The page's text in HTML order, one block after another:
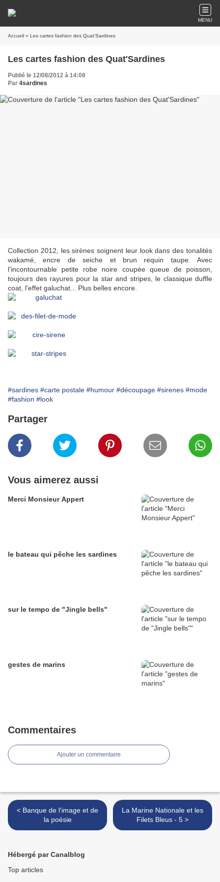
MENU
Accueil » Les cartes fashion des Quat'Sardines
Les cartes fashion des Quat'Sardines
Publié le 12/08/2012 à 14:08
Par 4sardines
Collection 2012, les sirènes soignent leur look dans des tonalités
wakamé, encre de seiche et brun requin taupe. Avec
l'incontournable petite robe noire coupée queue de poisson,
toujours des rayures pour la star and stripes, le classique duffle
coat, l'effet galuchat... Plus belles encore.
#sardines #carte postale #humour #découpage #sirenes #mode
#fashion #look
Partager
Vous aimerez aussi
Merci Monsieur Appert
le bateau qui pêche les sardines
sur le tempo de "Jingle bells"
gestes de marins
Commentaires
Ajouter un commentaire
< Banque de l'image et de
la poésie
La Marine Nationale et les
Filets Bleus - 5 >
Hébergé par Canalblog
Top articles